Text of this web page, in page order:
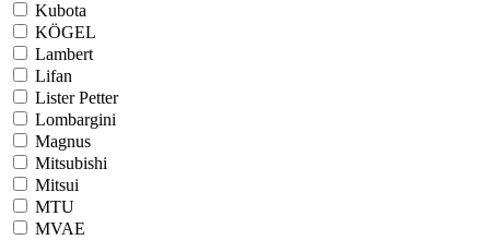
Kubota
KÖGEL
Lambert
Lifan
Lister Petter
Lombargini
Magnus
Mitsubishi
Mitsui
MTU
MVAE